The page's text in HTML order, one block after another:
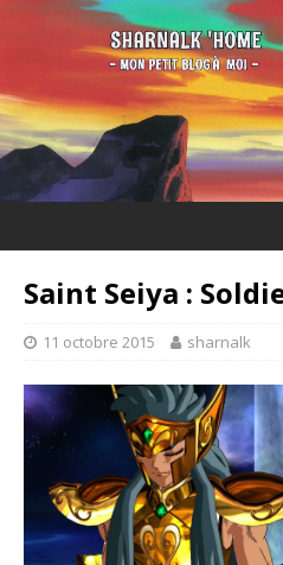
Saint Seiya :
11 octobre 2015 sharnalk